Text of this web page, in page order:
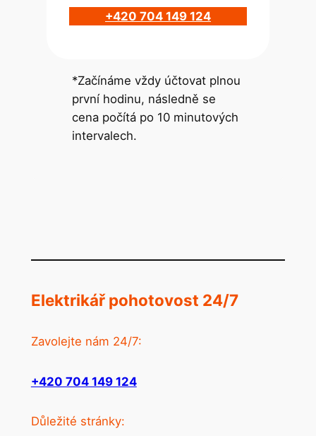
+420 704 149 124
*Začínáme vždy účtovat plnou
první hodinu, následně se
cena počítá po 10 minutových
intervalech.
Elektrikář pohotovost 24/7
Zavolejte nám 24/7:
+420 704 149 124
Důležité stránky: